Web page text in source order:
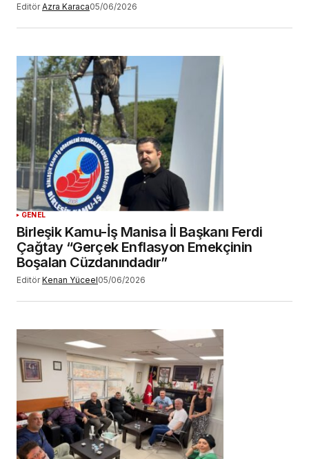
Editör Azra Karaca05/06/2026
GENEL
Birleşik Kamu-İş Manisa İl Başkanı Ferdi
Çağtay “Gerçek Enflasyon Emekçinin
Boşalan Cüzdanındadır”
Editör Kenan Yüceel05/06/2026